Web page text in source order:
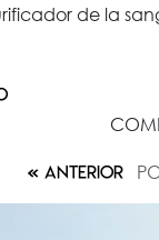
de la
ANTERIOR